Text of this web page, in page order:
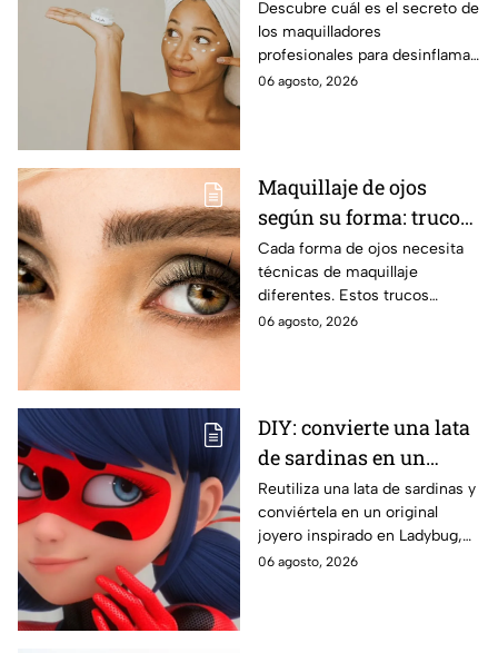
para desinflamar
párpados encapotados?
Descubre cuál es el secreto de
los maquilladores
profesionales para desinflamar
los párpados encapotados con
06 agosto, 2026
Maquillaje de ojos
según su forma: trucos
para realzar la mirada
Cada forma de ojos necesita
técnicas de maquillaje
diferentes. Estos trucos
ayudan a abrir, elevar, suavizar
06 agosto, 2026
DIY: convierte una lata
de sardinas en un
joyero inspirado en
Ladybug
Reutiliza una lata de sardinas y
conviértela en un original
joyero inspirado en Ladybug,
perfecto para guardar tus
06 agosto, 2026